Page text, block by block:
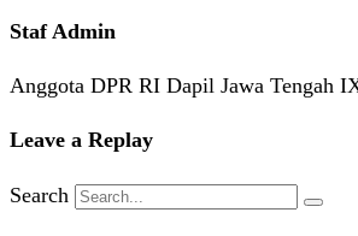
Staf Admin
Anggota DPR RI Dapil Jawa Tengah
Leave a Replay
Search